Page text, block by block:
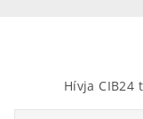
Hívja CIB24